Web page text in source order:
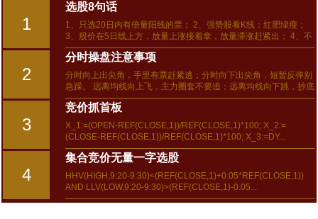
1
选股8句话
1、只选20日内有倍量阳线的票； 2、强势股看K线：红肥绿瘦；
3、股价在5日线上方，放量上涨接着拿，放量滞涨赶紧出； 4、不
加速上涨不卖，不加速下跌不买，趋势不明不交易； 5、真正的抄
底，是上涨后的...
2
分时操盘注意事项
分时向上出尖角，手里有票赶紧逃；分时向下出尖角，短暂反弹别
急躁。 远离均线向上飞，主力圈套不要追；远离均线向下跳，抄底
良机已来到。 早上大涨要卖不买，早上大跌可买不割。低位跳水可
买，高位冲高必卖。下午...
3
竞价抓首板
X_1:=(OPEN-REF(CLOSE,1))/REF(CLOSE,1)*100; X_2:=
(CLOSE-REF(CLOSE,1))/REF(CLOSE,1)*100; X_3:=DY...
4
集合竞价无量一字选股
HHV(HIGH,9:20-9:30)<(REF(CLOSE,1)+0.05*REF(CLOSE,1))
AND LLV(LOW,9:20-9:30)>(REF(CLOSE,1)-0.05...